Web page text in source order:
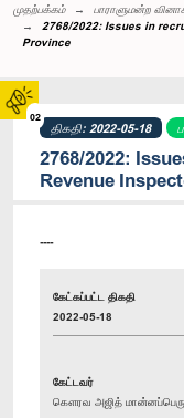
02
முதற்பக்கம்
பாராளுமன்ற
2768/2022: Issues in
Province
திகதி: 2022-05-18
2768/2022:
Revenue
----
கேட்கப்பட்ட திகதி
2022-05-18
கேட்டவர்
கௌரவ அஜித்